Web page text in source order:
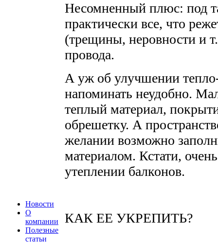
Новости
О
компании
Полезные
статьи
Несомненный плюс: под
практически все, что
(трещины, неровности и
провода.
А уж об улучшении
напоминать неудобно.
теплый материал,
обрешетку. А
желании возможно
материалом. Кстати,
утеплении балконов.
КАК ЕЕ УКРЕПИТЬ?